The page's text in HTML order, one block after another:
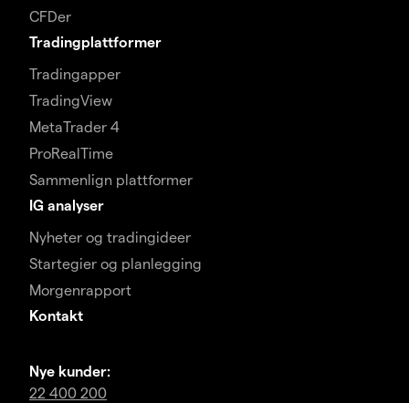
CFDer
Tradingplattformer
Tradingapper
TradingView
MetaTrader 4
ProRealTime
Sammenlign plattformer
IG analyser
Nyheter og tradingideer
Startegier og planlegging
Morgenrapport
Kontakt
Nye kunder:
22 400 200